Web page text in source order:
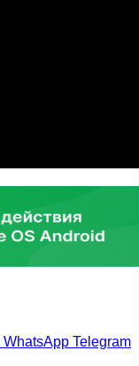
WhatsApp Telegram